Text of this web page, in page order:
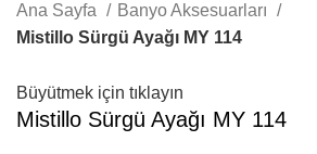
Ana Sayfa
Banyo Aksesuarları
Mistillo Sürgü Ayağı MY 114
Büyütmek için tıklayın
Mistillo Sürgü Ayağı MY 114